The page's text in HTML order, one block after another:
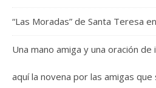
“Las Moradas” de Santa Teresa
Una mano amiga y una oración
aquí la novena por las amigas que